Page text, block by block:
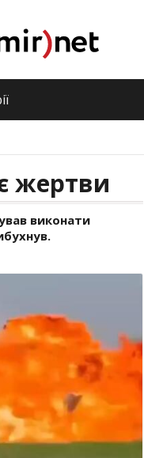
жертви
виконати